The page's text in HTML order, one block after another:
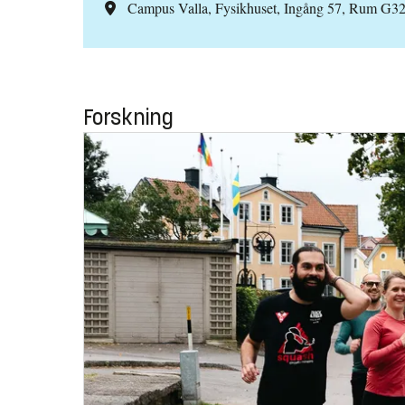
Campus Valla, Fysikhuset, Ingång 57, Rum
Forskning